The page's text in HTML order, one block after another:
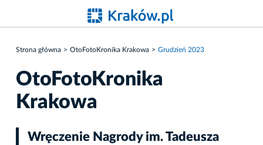
Strona główna OtoFotoKronika Krakowa Grudzień 2023
OtoFotoKronika
Krakowa
Wręczenie Nagrody im. Tadeusza